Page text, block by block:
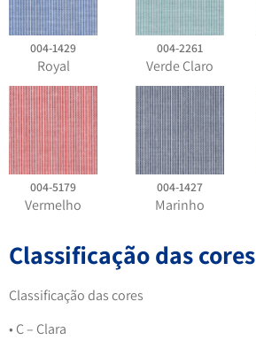
004-1429
Royal
004-2261
Verde Claro
004-5179
Vermelho
004-1427
Marinho
Classificação das cores
Classificação das cores
• C – Clara